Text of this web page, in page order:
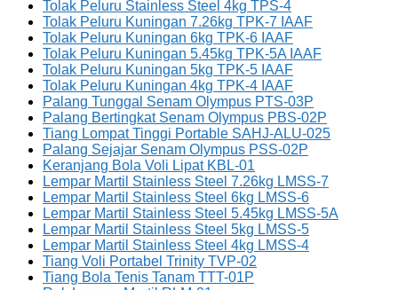
Tolak Peluru Stainless Steel 4kg TPS-4
Tolak Peluru Kuningan 7.26kg TPK-7 IAAF
Tolak Peluru Kuningan 6kg TPK-6 IAAF
Tolak Peluru Kuningan 5.45kg TPK-5A IAAF
Tolak Peluru Kuningan 5kg TPK-5 IAAF
Tolak Peluru Kuningan 4kg TPK-4 IAAF
Palang Tunggal Senam Olympus PTS-03P
Palang Bertingkat Senam Olympus PBS-02P
Tiang Lompat Tinggi Portable SAHJ-ALU-025
Palang Sejajar Senam Olympus PSS-02P
Keranjang Bola Voli Lipat KBL-01
Lempar Martil Stainless Steel 7.26kg LMSS-7
Lempar Martil Stainless Steel 6kg LMSS-6
Lempar Martil Stainless Steel 5.45kg LMSS-5A
Lempar Martil Stainless Steel 5kg LMSS-5
Lempar Martil Stainless Steel 4kg LMSS-4
Tiang Voli Portabel Trinity TVP-02
Tiang Bola Tenis Tanam TTT-01P